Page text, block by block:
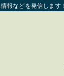
報などを発信します！